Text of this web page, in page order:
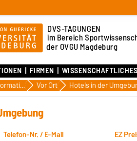
DVS-TAGUNGEN
im Bereich
der OVGU Magdeburg
FIRMEN
Weitere Informationen Vor Ort Hotels in der
Telefon-Nr. / E-Mail
EZ